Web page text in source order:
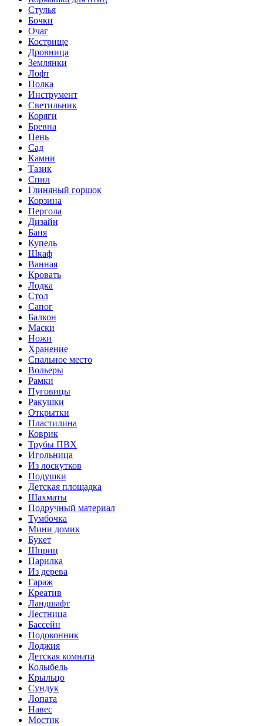
Стулья
Бочки
Очаг
Кострище
Дровница
Землянки
Лофт
Полка
Инструмент
Светильник
Коряги
Бревна
Пень
Сад
Камни
Тазик
Спил
Глиняный горшок
Корзина
Пергола
Дизайн
Баня
Купель
Шкаф
Ванная
Кровать
Лодка
Стол
Сапог
Балкон
Маски
Ножи
Хранение
Спальное место
Вольеры
Рамки
Пуговицы
Ракушки
Открытки
Пластилина
Коврик
Трубы ПВХ
Игольница
Из лоскутков
Подушки
Детская площадка
Шахматы
Подручный материал
Тумбочка
Мини домик
Букет
Шприц
Парилка
Из дерева
Гараж
Креатив
Ландшафт
Лестница
Бассейн
Подоконник
Лоджия
Детская комната
Колыбель
Крыльцо
Сундук
Лопата
Навес
Мостик